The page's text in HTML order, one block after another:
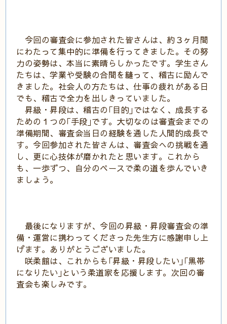
今回の審査会に参加された皆さんは、約３ヶ月間
にわたって集中的に準備を行ってきました。その努
力の姿勢は、本当に素晴らしかったです。学生さん
たちは、学業や受験の合間を縫って、稽古に励んで
きました。社会人の方たちは、仕事の疲れがある日
でも、稽古で全力を出しきっていました。
昇級・昇段は、稽古の｢目的｣ではなく、成長する
ための１つの｢手段｣です。大切なのは審査会までの
準備期間、審査会当日の経験を通した人間的成長で
す。今回参加された皆さんは、審査会への挑戦を通
し、更に心技体が磨かれたと思います。これから
も、一歩ずつ、自分のペースで柔の道を歩んでいき
ましょう。
最後になりますが、今回の昇級・昇段審査会の準
備・運営に携わってくださった先生方に感謝申し上
げます。ありがとうございました。
咲柔館は、これからも｢昇級・昇段したい｣｢黒帯
になりたい｣という柔道家を応援します。次回の審
査会も楽しみです。